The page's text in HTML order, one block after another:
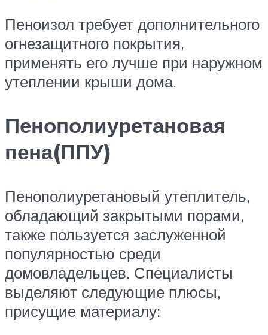
Пеноизол требует дополнительного
огнезащитного покрытия,
применять его лучше при наружном
утеплении крыши дома.
Пенополиуретановая
пена(ППУ)
Пенополиуретановый утеплитель,
обладающий закрытыми порами,
также пользуется заслуженной
популярностью среди
домовладельцев. Специалисты
выделяют следующие плюсы,
присущие материалу: